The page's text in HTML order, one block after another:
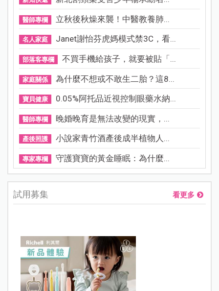
醫師專欄 立秋後秋燥來襲！中醫教養肺...
名人家庭 Janet謝怡芬虎媽模式禁3C，看...
部落客專欄 不買手機給孩子，就要被貼「...
家庭關係 為什麼不想或不敢生二胎？這8...
寶貝健康 0.05%阿托品近視控制眼藥水納...
醫師專欄 晚婚晚育是無法改變的現實，...
產後照護 小說家青竹酒產後成半植物人...
專家專欄 守護寶寶的黃金睡眠：為什麼...
試用募集 看更多